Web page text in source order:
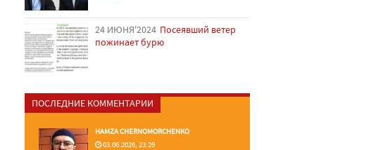
24 ИЮНЯ'2024 Посеявший ветер
пожинает бурю
ПОСЛЕДНИЕ КОММЕНТАРИИ
HAMZA CHERNOMORCHENKO
03.06.2026, 23:29